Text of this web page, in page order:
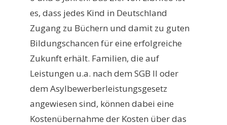
es, dass jedes Kind in Deutschland
Zugang zu Büchern und damit zu guten
Bildungschancen für eine erfolgreiche
Zukunft erhält. Familien, die auf
Leistungen u.a. nach dem SGB II oder
dem Asylbewerberleistungsgesetz
angewiesen sind, können dabei eine
Kostenübernahme der Kosten über das